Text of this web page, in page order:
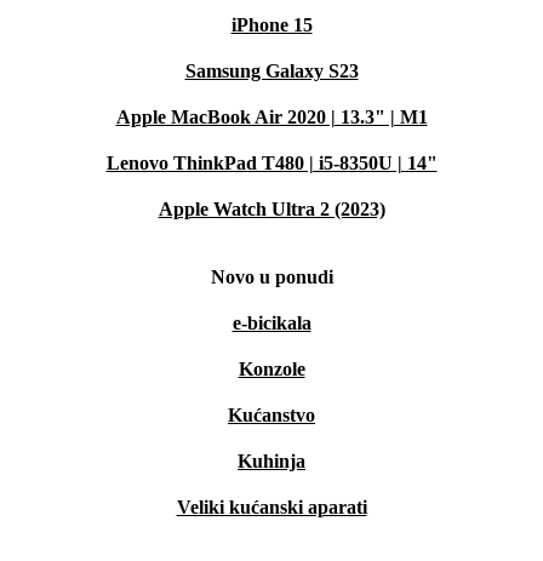
iPhone 15
Samsung Galaxy S23
Apple MacBook Air 2020 | 13.3" | M1
Lenovo ThinkPad T480 | i5-8350U | 14"
Apple Watch Ultra 2 (2023)
Novo u ponudi
e-bicikala
Konzole
Kućanstvo
Kuhinja
Veliki kućanski aparati